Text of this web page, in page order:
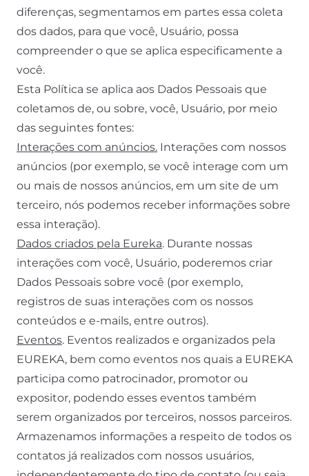
diferenças, segmentamos em partes essa coleta
dos dados, para que você, Usuário, possa
compreender o que se aplica especificamente a
você.
Esta Política se aplica aos Dados Pessoais que
coletamos de, ou sobre, você, Usuário, por meio
das seguintes fontes:
Interações com anúncios. Interações com nossos
anúncios (por exemplo, se você interage com um
ou mais de nossos anúncios, em um site de um
terceiro, nós podemos receber informações sobre
essa interação).
Dados criados pela Eureka. Durante nossas
interações com você, Usuário, poderemos criar
Dados Pessoais sobre você (por exemplo,
registros de suas interações com os nossos
conteúdos e e-mails, entre outros).
Eventos. Eventos realizados e organizados pela
EUREKA, bem como eventos nos quais a EUREKA
participa como patrocinador, promotor ou
expositor, podendo esses eventos também
serem organizados por terceiros, nossos parceiros.
Armazenamos informações a respeito de todos os
contatos já realizados com nossos usuários,